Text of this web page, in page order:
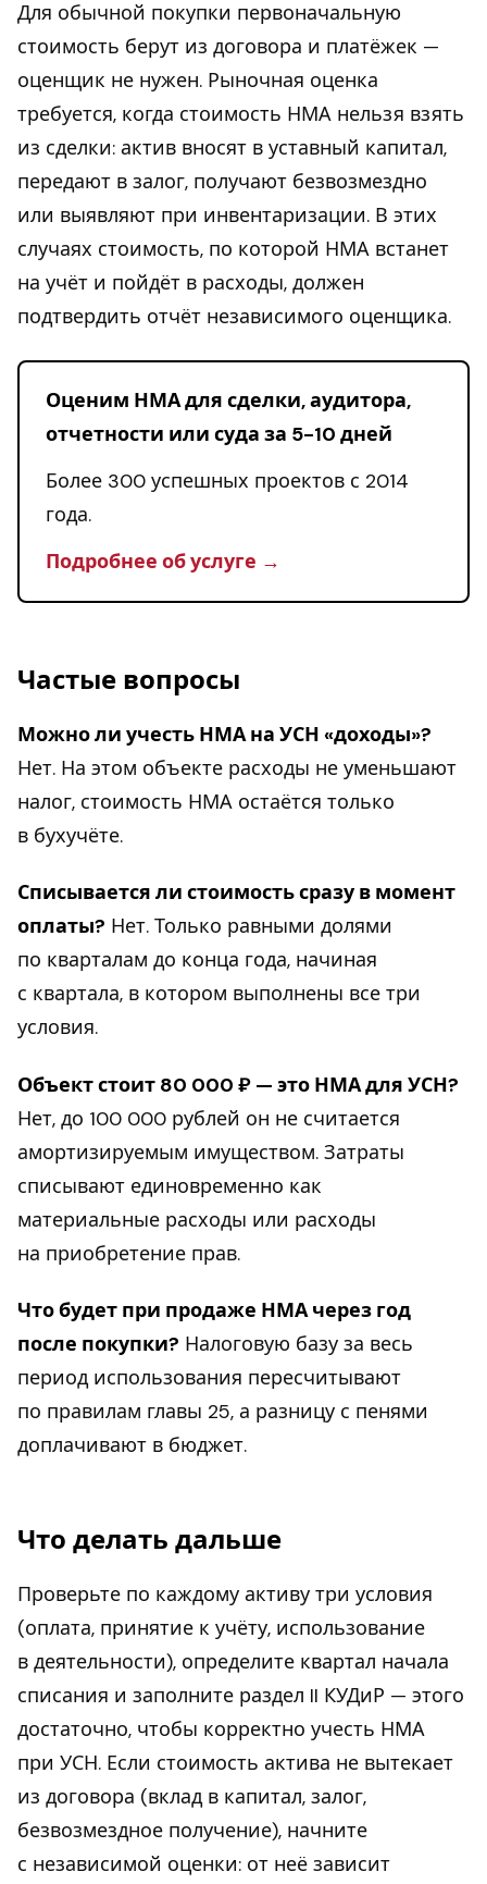
Для обычной покупки первоначальную
стоимость берут из договора и платёжек —
оценщик не нужен. Рыночная оценка
требуется, когда стоимость НМА нельзя взять
из сделки: актив вносят в уставный капитал,
передают в залог, получают безвозмездно
или выявляют при инвентаризации. В этих
случаях стоимость, по которой НМА встанет
на учёт и пойдёт в расходы, должен
подтвердить отчёт независимого оценщика.
Оценим НМА для сделки, аудитора,
отчетности или суда за 5-10 дней
Более 300 успешных проектов с 2014
года.
Подробнее об услуге →
Частые вопросы
Можно ли учесть НМА на УСН «доходы»?
Нет. На этом объекте расходы не уменьшают
налог, стоимость НМА остаётся только
в бухучёте.
Списывается ли стоимость сразу в момент
оплаты? Нет. Только равными долями
по кварталам до конца года, начиная
с квартала, в котором выполнены все три
условия.
Объект стоит 80 000 ₽ — это НМА для УСН?
Нет, до 100 000 рублей он не считается
амортизируемым имуществом. Затраты
списывают единовременно как
материальные расходы или расходы
на приобретение прав.
Что будет при продаже НМА через год
после покупки? Налоговую базу за весь
период использования пересчитывают
по правилам главы 25, а разницу с пенями
доплачивают в бюджет.
Что делать дальше
Проверьте по каждому активу три условия
(оплата, принятие к учёту, использование
в деятельности), определите квартал начала
списания и заполните раздел II КУДиР — этого
достаточно, чтобы корректно учесть НМА
при УСН. Если стоимость актива не вытекает
из договора (вклад в капитал, залог,
безвозмездное получение), начните
с независимой оценки: от неё зависит